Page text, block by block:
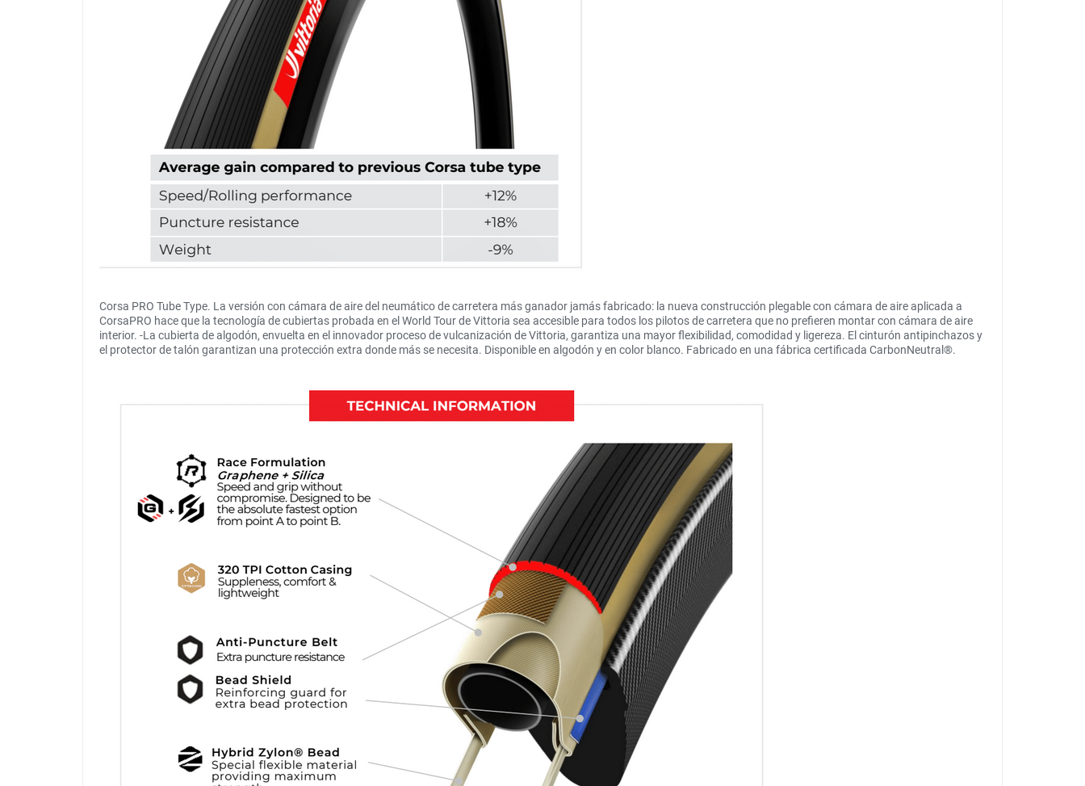
Corsa PRO Tube Type. La versión con cámara de aire del neumático de carretera más ganador jamás fabricado: la nueva construcción plegable con cámara de aire aplicada a
CorsaPRO hace que la tecnología de cubiertas probada en el World Tour de Vittoria sea accesible para todos los pilotos de carretera que no prefieren montar con cámara de aire
interior. -La cubierta de algodón, envuelta en el innovador proceso de vulcanización de Vittoria, garantiza una mayor flexibilidad, comodidad y ligereza. El cinturón antipinchazos y
el protector de talón garantizan una protección extra donde más se necesita. Disponible en algodón y en color blanco. Fabricado en una fábrica certificada CarbonNeutral®.